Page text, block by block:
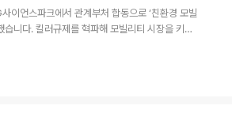
랜트 구축과 기자재 부품 국
다. 창원 액화수소 플랜트의
발한 액화 트레일러도 운영
이언스파크에서 관계부처 합동으로 ‘친환경 모빌
습니다. 킬러규제를 혁파해 모빌리티 시장을 키운
” √ 기업투자 촉진을 위한 리스크 분담 - 미래차